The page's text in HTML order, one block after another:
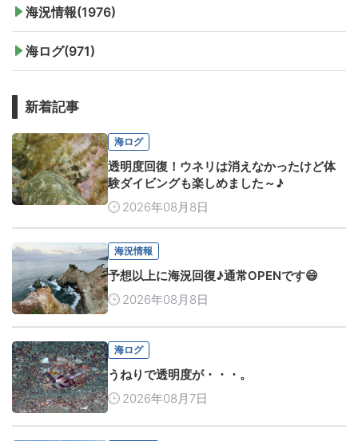
海況情報(1976)
海ログ(971)
新着記事
海ログ
透明度回復！ウネリは消えなかったけど体
験ダイビングも楽しめました～♪
2026年08月8日
海況情報
予想以上に海況回復♪通常OPENです😄
2026年08月8日
海ログ
うねりで透明度が・・・。
2026年08月7日